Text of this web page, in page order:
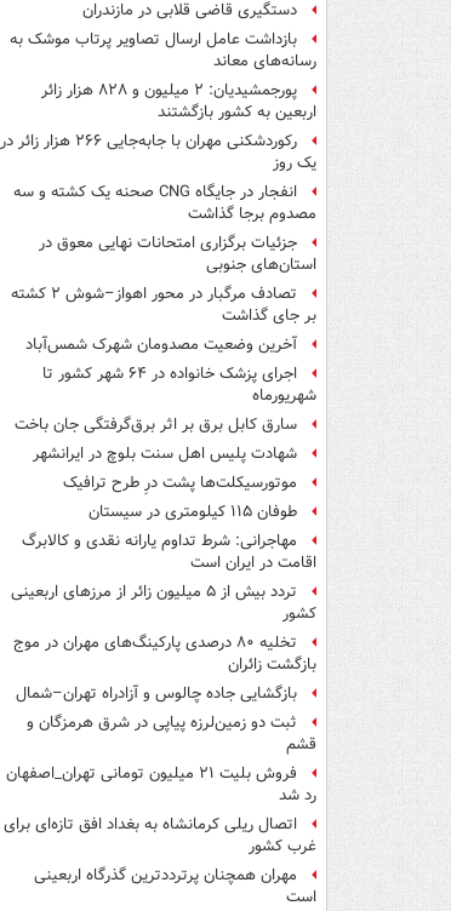
دستگیری قاضی قلابی در مازندران
بازداشت عامل ارسال تصاویر پرتاب موشک به
رسانه‌های معاند
پورجمشیدیان: ۲ میلیون و ۸۲۸ هزار زائر
اربعین به کشور بازگشتند
رکوردشکنی مهران با جابه‌جایی ۲۶۶ هزار زائر در
یک روز
انفجار در جایگاه CNG صحنه یک کشته و سه
مصدوم برجا گذاشت
جزئیات برگزاری امتحانات نهایی معوق در
استان‌های جنوبی
تصادف مرگبار در محور اهواز–شوش ۲ کشته
بر جای گذاشت
آخرین وضعیت مصدومان شهرک شمس‌آباد
اجرای پزشک خانواده در ۶۴ شهر کشور تا
شهریورماه
سارق کابل برق بر اثر برق‌گرفتگی جان باخت
شهادت پلیس اهل سنت بلوچ در ایرانشهر
موتورسیکلت‌ها پشت درِ طرح ترافیک
طوفان ۱۱۵ کیلومتری در سیستان
مهاجرانی: شرط تداوم یارانه نقدی و کالابرگ
اقامت در ایران است
تردد بیش از ۵ میلیون زائر از مرزهای اربعینی
کشور
تخلیه ۸۰ درصدی پارکینگ‌های مهران در موج
بازگشت زائران
بازگشایی جاده چالوس و آزادراه تهران–شمال
ثبت دو زمین‌لرزه پیاپی در شرق هرمزگان و
قشم
فروش بلیت ۲۱ میلیون تومانی تهران_اصفهان
رد شد
اتصال ریلی کرمانشاه به بغداد افق تازه‌ای برای
غرب کشور
مهران همچنان پرترددترین گذرگاه اربعینی
است